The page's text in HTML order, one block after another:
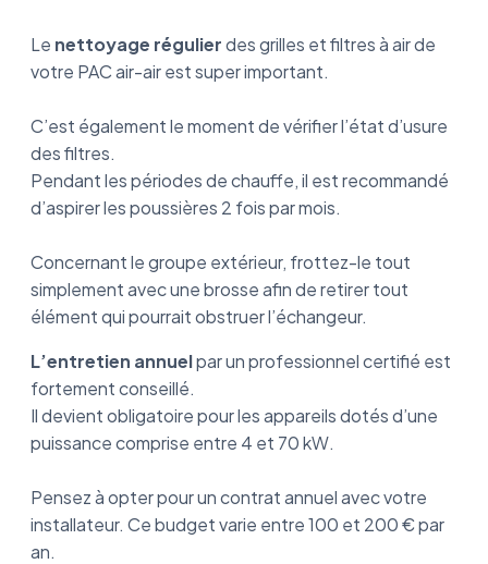
Le nettoyage régulierdes grilles et filtres à air de
votre PAC air-air est super important.
C’est également le moment de vérifier l’état d’usure
des filtres.
Pendant les périodes de chauffe, il est recommandé
d’aspirer les poussières 2 fois par mois.
Concernant le groupe extérieur, frottez-le tout
simplement avec une brosse afin de retirer tout
élément qui pourrait obstruer l’échangeur.
L’entretien annuelpar un professionnel certifié est
fortement conseillé.
Il devient obligatoire pour les appareils dotés d’une
puissance comprise entre 4 et 70 kW.
Pensez à opter pour un contrat annuel avec votre
installateur. Ce budget varie entre 100 et 200 € par
an.